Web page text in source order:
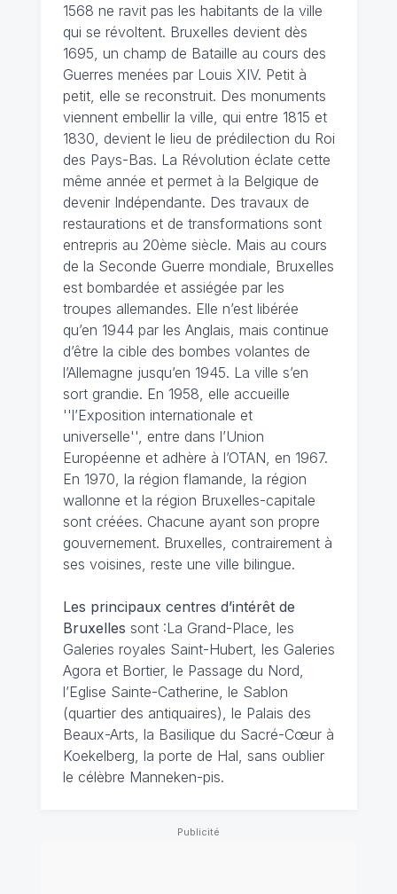
1568 ne ravit pas les habitants de la ville
qui se révoltent. Bruxelles devient dès
1695, un champ de Bataille au cours des
Guerres menées par Louis XIV. Petit à
petit, elle se reconstruit. Des monuments
viennent embellir la ville, qui entre 1815 et
1830, devient le lieu de prédilection du Roi
des Pays-Bas. La Révolution éclate cette
même année et permet à la Belgique de
devenir Indépendante. Des travaux de
restaurations et de transformations sont
entrepris au 20ème siècle. Mais au cours
de la Seconde Guerre mondiale, Bruxelles
est bombardée et assiégée par les
troupes allemandes. Elle n’est libérée
qu’en 1944 par les Anglais, mais continue
d’être la cible des bombes volantes de
l’Allemagne jusqu’en 1945. La ville s’en
sort grandie. En 1958, elle accueille
''l’Exposition internationale et
universelle'', entre dans l’Union
Européenne et adhère à l’OTAN, en 1967.
En 1970, la région flamande, la région
wallonne et la région Bruxelles-capitale
sont créées. Chacune ayant son propre
gouvernement. Bruxelles, contrairement à
ses voisines, reste une ville bilingue.
Les principaux centres d’intérêt de
Bruxelles sont :La Grand-Place, les
Galeries royales Saint-Hubert, les Galeries
Agora et Bortier, le Passage du Nord,
l’Eglise Sainte-Catherine, le Sablon
(quartier des antiquaires), le Palais des
Beaux-Arts, la Basilique du Sacré-Cœur à
Koekelberg, la porte de Hal, sans oublier
le célèbre Manneken-pis.